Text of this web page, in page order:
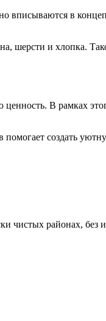
вписываются в
шерсти и хлопка.
В рамках
создать
чистых районах, без